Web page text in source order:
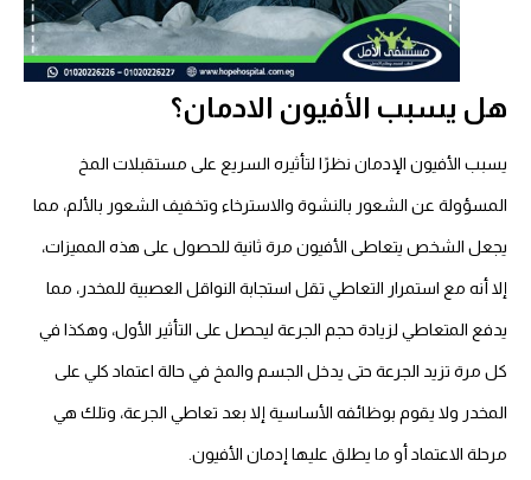
هل يسبب الأفيون الادمان؟
يسبب الأفيون الإدمان نظرًا لتأثيره السريع على مستقبلات المخ
المسؤولة عن الشعور بالنشوة والاسترخاء وتخفيف الشعور بالألم، مما
يجعل الشخص يتعاطى الأفيون مرة ثانية للحصول على هذه المميزات،
إلا أنه مع استمرار التعاطي تقل استجابة النواقل العصبية للمخدر، مما
يدفع المتعاطي لزيادة حجم الجرعة ليحصل على التأثير الأول، وهكذا في
كل مرة تزيد الجرعة حتى يدخل الجسم والمخ في حالة اعتماد كلي على
المخدر ولا يقوم بوظائفه الأساسية إلا بعد تعاطي الجرعة، وتلك هي
مرحلة الاعتماد أو ما يطلق عليها إدمان الأفيون.